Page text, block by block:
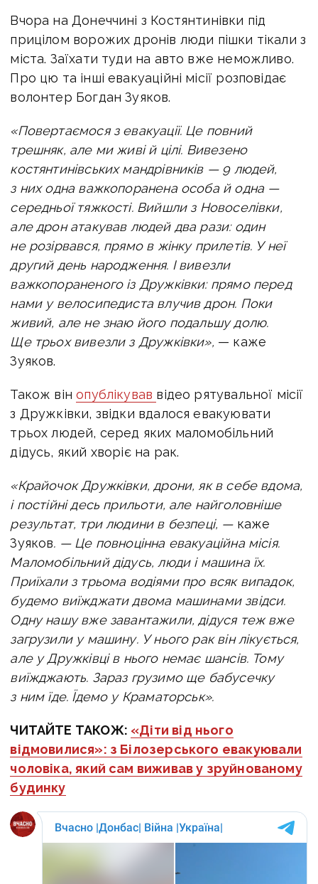
Вчора на Донеччині з Костянтинівки під
прицілом ворожих дронів люди пішки тікали з
міста. Заїхати туди на авто вже неможливо.
Про цю та інші евакуаційні місії розповідає
волонтер Богдан Зуяков.
«Повертаємося з евакуації. Це повний
трешняк, але ми живі й цілі. Вивезено
костянтинівських мандрівників — 9 людей,
з них одна важкопоранена особа й одна —
середньої тяжкості. Вийшли з Новоселівки,
але дрон атакував людей два рази: один
не розірвався, прямо в жінку прилетів. У неї
другий день народження. І вивезли
важкопораненого із Дружківки: прямо перед
нами у велосипедиста влучив дрон. Поки
живий, але не знаю його подальшу долю.
Ще трьох вивезли з Дружківки», — каже
Зуяков.
Також вінопублікував відео рятувальної місії
з Дружківки, звідки вдалося евакуювати
трьох людей, серед яких маломобільний
дідусь, який хворіє на рак.
«Крайочок Дружківки, дрони, як в себе вдома,
і постійні десь прильоти, але найголовніше
результат, три людини в безпеці, — каже
Зуяков. — Це повноцінна евакуаційна місія.
Маломобільний дідусь, люди і машина їх.
Приїхали з трьома водіями про всяк випадок,
будемо виїжджати двома машинами звідси.
Одну нашу вже завантажили, дідуся теж вже
загрузили у машину. У нього рак він лікується,
але у Дружківці в нього немає шансів. Тому
виїжджають. Зараз грузимо ще бабусечку
з ним їде. Їдемо у Краматорськ».
ЧИТАЙТЕ ТАКОЖ: «Діти від нього
відмовилися»: з Білозерського евакуювали
чоловіка, який сам виживав у зруйнованому
будинку